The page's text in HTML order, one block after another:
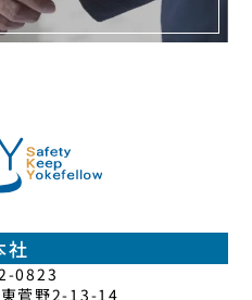
社
0823
菅野2-13-14